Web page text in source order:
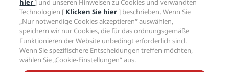
VERPASSEN SIE NIEMALS UNSERE BELIEBTESTEN
hier] und unseren Hinweisen zu Cookies und verwandten
Technologien [ Klicken Sie hier] beschrieben. Wenn Sie
„Nur notwendige Cookies akzeptieren“ auswählen,
speichern wir nur Cookies, die für das ordnungsgemäße
Funktionieren der Website unbedingt erforderlich sind.
Wenn Sie spezifischere Entscheidungen treffen möchten,
wählen Sie „Cookie-Einstellungen“ aus.